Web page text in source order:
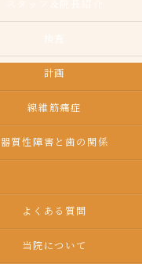
計画
線維筋痛症
器質性障害と歯の関係
よくある質問
当院について